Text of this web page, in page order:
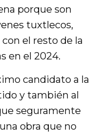
porque son
tuxtlecos,
el resto de la
en el 2024.
candidato a la
y también al
seguramente
obra que no